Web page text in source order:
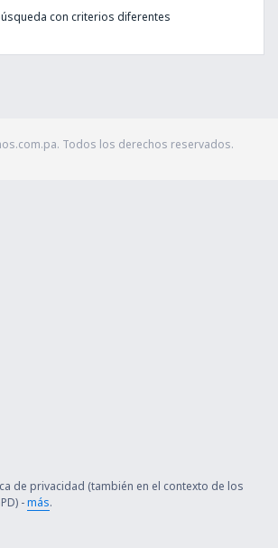
con criterios diferentes
Todos los derechos reservados.
de privacidad (también en el contexto de los
-más.